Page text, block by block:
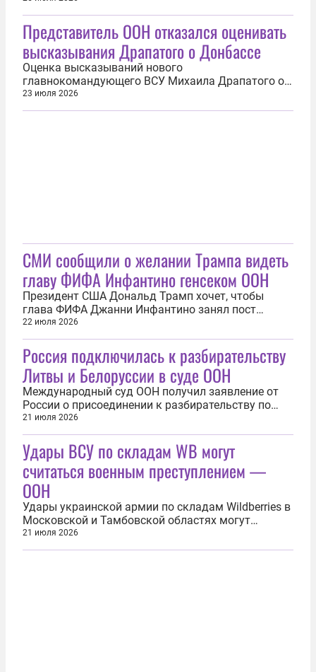
следует из заявления его адвоката Тайаба Али.
Защита планирует задействовать все доступные
правовые механизмы, чтобы поставить под
сомнение законность и справедливость решения...
Представитель ООН отказался оценивать
высказывания Драпатого о Донбассе
Оценка высказываний нового
главнокомандующего ВСУ Михаила Драпатого о
российских гражданах и жителях Донбасса со
стороны ООН проводиться не будет. Это следует
23 июля 2026
СМИ сообщили о желании Трампа видеть
главу ФИФА Инфантино генсеком ООН
Президент США Дональд Трамп хочет, чтобы
глава ФИФА Джанни Инфантино занял пост
генерального секретаря ООН. Об этом 21 июля
сообщила газета The New York Post. «56-летний
Инфантино сблизился с Трампом во время
подготовки к чемпионату мира по футболу в этом
году. Футбольный функционер швейцарского...
22 июля 2026
Россия подключилась к разбирательству
Литвы и Белоруссии в суде ООН
Международный суд ООН получил заявление от
России о присоединении к разбирательству по
иску Литвы против Белоруссии о незаконном
ввозе мигрантов. Об этом 21 июля сообщила
пресс-служба инстанции. «Российская Федерация,
ссылаясь на статью 63 Устава суда, вчера подала
в канцелярию суда заявление о...
21 июля 2026
Удары ВСУ по складам WB могут
считаться военным преступлением —
ООН
Удары украинской армии по складам Wildberries в
Московской и Тамбовской областях могут
рассматриваться как военное преступление. Об
этом 21 июля заявил официальный
21 июля 2026